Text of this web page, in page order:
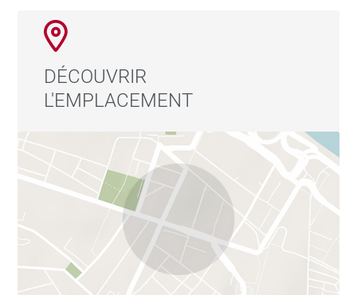
DÉCOUVRIR
L'EMPLACEMENT